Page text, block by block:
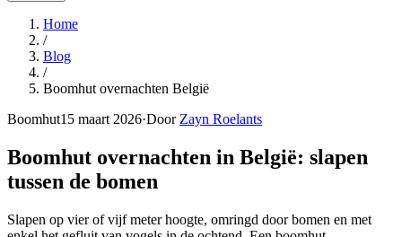
Home
/
Blog
/
Boomhut overnachten België
Boomhut15 maart 2026·Door Zayn Roelants
Boomhut overnachten in België: slapen
tussen de bomen
Slapen op vier of vijf meter hoogte, omringd door bomen en met